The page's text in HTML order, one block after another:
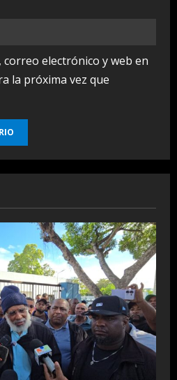
electrónico y web en
la próxima vez que